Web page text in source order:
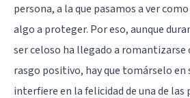
persona, a la que pasamos a ver
algo a proteger. Por eso, aunque
ser celoso ha llegado a romantizarse
rasgo positivo, hay que tomárselo en
interfiere en la felicidad de una de